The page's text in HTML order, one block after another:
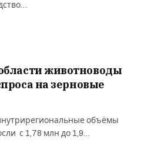
животноводы
на зерновые
объёмы
с 1,78 млн до 1,9…